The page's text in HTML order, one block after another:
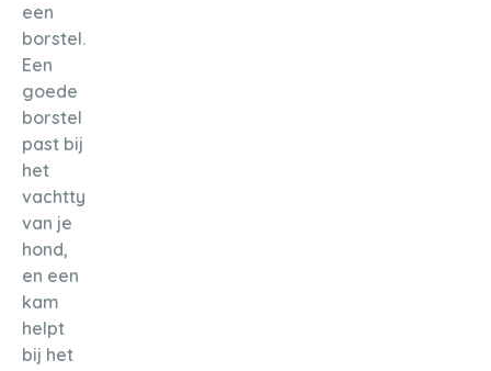
een
borstel.
Een
goede
borstel
past bij
het
vachttype
van je
hond,
en een
kam
helpt
bij het